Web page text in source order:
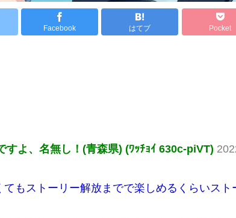
Facebook はてブ Pocket
すよ、名無し！(青森県) (ﾜｯﾁｮｲ 630c-piVT)
てもストーリー解放までで楽しめるくらいス